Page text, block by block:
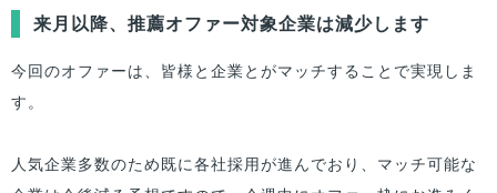
来月以降、推薦オファー対象企業は減少します
今回のオファーは、 皆様 と企業とがマッチすることで実現しま
す。
人気企業多数のため既に各社採用が進んでおり、マッチ可能な